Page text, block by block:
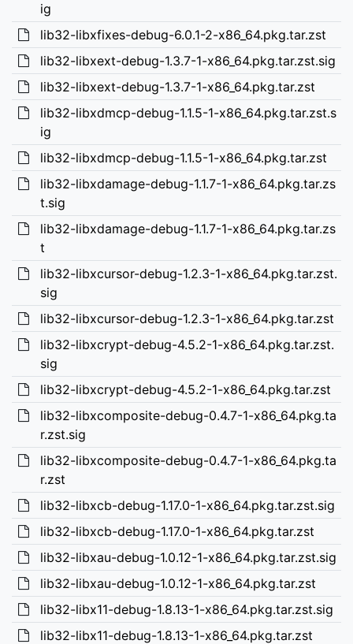
ig
lib32-libxfixes-debug-6.0.1-2-x86_64.pkg.tar.zst
lib32-libxext-debug-1.3.7-1-x86_64.pkg.tar.zst.sig
lib32-libxext-debug-1.3.7-1-x86_64.pkg.tar.zst
lib32-libxdmcp-debug-1.1.5-1-x86_64.pkg.tar.zst.s
ig
lib32-libxdmcp-debug-1.1.5-1-x86_64.pkg.tar.zst
lib32-libxdamage-debug-1.1.7-1-x86_64.pkg.tar.zs
t.sig
lib32-libxdamage-debug-1.1.7-1-x86_64.pkg.tar.zs
t
lib32-libxcursor-debug-1.2.3-1-x86_64.pkg.tar.zst.
sig
lib32-libxcursor-debug-1.2.3-1-x86_64.pkg.tar.zst
lib32-libxcrypt-debug-4.5.2-1-x86_64.pkg.tar.zst.
sig
lib32-libxcrypt-debug-4.5.2-1-x86_64.pkg.tar.zst
lib32-libxcomposite-debug-0.4.7-1-x86_64.pkg.ta
r.zst.sig
lib32-libxcomposite-debug-0.4.7-1-x86_64.pkg.ta
r.zst
lib32-libxcb-debug-1.17.0-1-x86_64.pkg.tar.zst.sig
lib32-libxcb-debug-1.17.0-1-x86_64.pkg.tar.zst
lib32-libxau-debug-1.0.12-1-x86_64.pkg.tar.zst.sig
lib32-libxau-debug-1.0.12-1-x86_64.pkg.tar.zst
lib32-libx11-debug-1.8.13-1-x86_64.pkg.tar.zst.sig
lib32-libx11-debug-1.8.13-1-x86_64.pkg.tar.zst